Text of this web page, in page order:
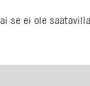
se ei ole